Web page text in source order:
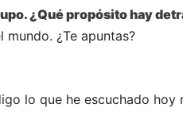
¿Qué propósito hay
¿Te apuntas?
lo que he escuchado hoy